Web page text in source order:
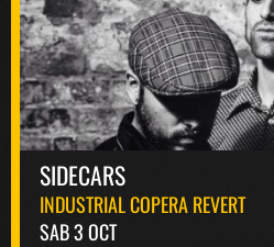
SIDECARS
INDUSTRIAL COPERA REVERT
SAB 3 OCT